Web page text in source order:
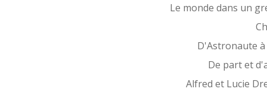
Le monde dans un
D'Astronaute à
De part et
Alfred et Lucie